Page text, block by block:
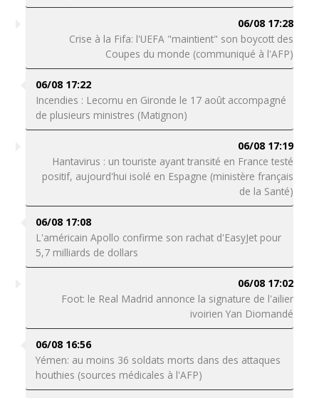
06/08 17:28
Crise à la Fifa: l'UEFA "maintient" son boycott des
Coupes du monde (communiqué à l'AFP)
06/08 17:22
Incendies : Lecornu en Gironde le 17 août accompagné
de plusieurs ministres (Matignon)
06/08 17:19
Hantavirus : un touriste ayant transité en France testé
positif, aujourd'hui isolé en Espagne (ministère français
de la Santé)
06/08 17:08
L'américain Apollo confirme son rachat d'EasyJet pour
5,7 milliards de dollars
06/08 17:02
Foot: le Real Madrid annonce la signature de l'ailier
ivoirien Yan Diomandé
06/08 16:56
Yémen: au moins 36 soldats morts dans des attaques
houthies (sources médicales à l'AFP)